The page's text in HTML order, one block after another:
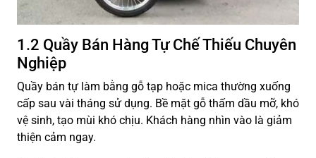
1.2 Quầy Bán Hàng Tự Chế Thiếu Chuyên
Nghiệp
Quầy bán tự làm bằng gỗ tạp hoặc mica thường xuống
cấp sau vài tháng sử dụng. Bề mặt gỗ thấm dầu mỡ, khó
vệ sinh, tạo mùi khó chịu. Khách hàng nhìn vào là giảm
thiện cảm ngay.